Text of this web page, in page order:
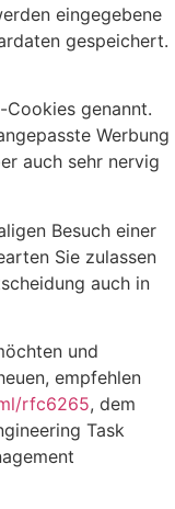
eingegebene
gespeichert.
genannt.
Werbung
auch sehr nervig
Besuch einer
Sie zulassen
auch in
und
empfehlen
rfc6265, dem
Task